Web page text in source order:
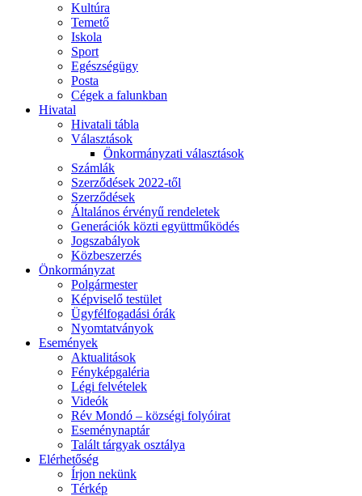
Kultúra
Temető
Iskola
Sport
Egészségügy
Posta
Cégek a falunkban
Hivatal
Hivatali tábla
Választások
Önkormányzati választások
Számlák
Szerződések 2022-től
Szerződések
Általános érvényű rendeletek
Generációk közti együttműködés
Jogszabályok
Közbeszerzés
Önkormányzat
Polgármester
Képviselő testület
Ügyfélfogadási órák
Nyomtatványok
Események
Aktualitások
Fényképgaléria
Légi felvételek
Videók
Rév Mondó – községi folyóirat
Eseménynaptár
Talált tárgyak osztálya
Elérhetőség
Írjon nekünk
Térkép